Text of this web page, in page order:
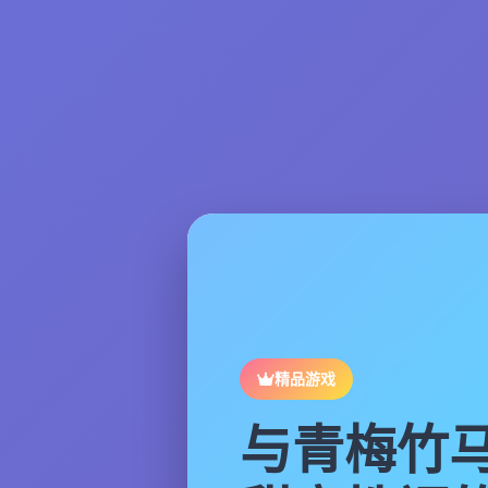
精品游戏
与青梅竹